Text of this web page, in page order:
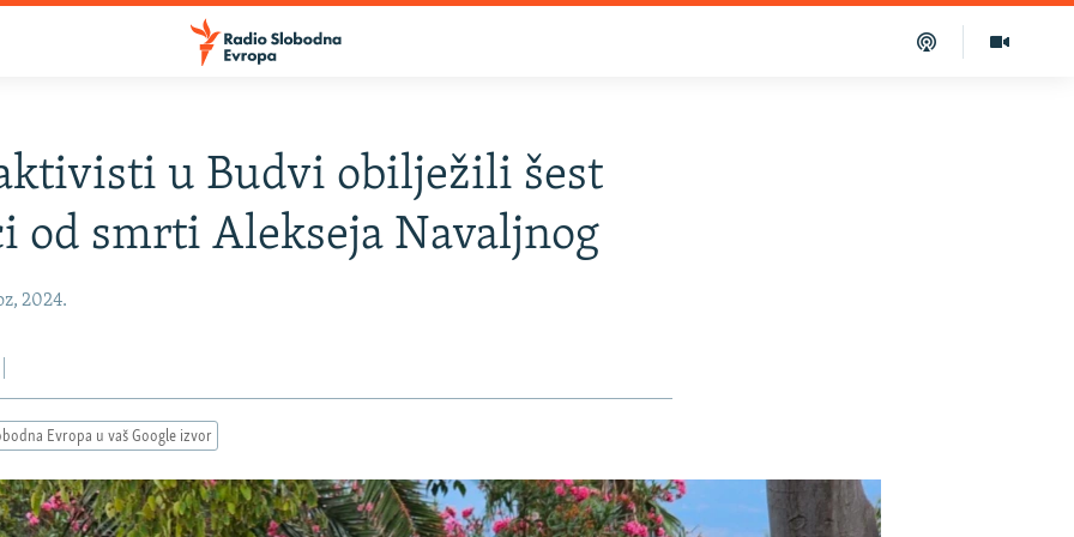
u Budvi obilježili šest
od smrti Alekseja Navaljnog
2024.
Evropa u vaš Google izvor